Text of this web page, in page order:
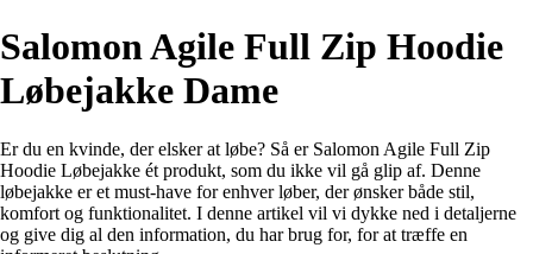
Salomon Agile Full Zip Hoodie
Løbejakke Dame
Er du en kvinde, der elsker at løbe? Så er Salomon Agile Full Zip
Hoodie Løbejakke ét produkt, som du ikke vil gå glip af. Denne
løbejakke er et must-have for enhver løber, der ønsker både stil,
komfort og funktionalitet. I denne artikel vil vi dykke ned i detaljerne
og give dig al den information, du har brug for, for at træffe en